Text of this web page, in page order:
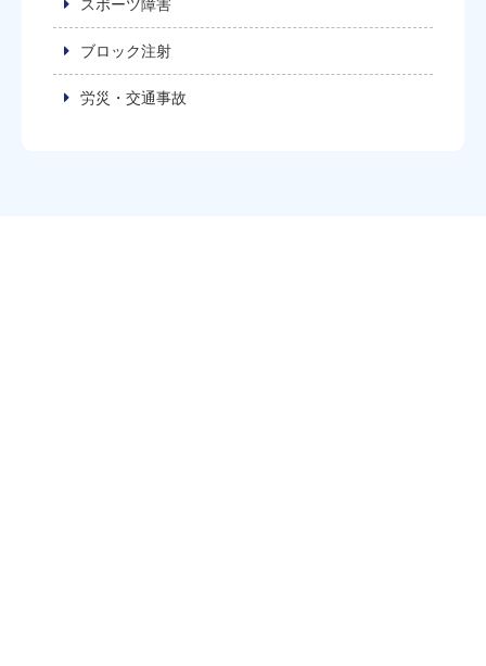
スポーツ障害
ブロック注射
労災・交通事故